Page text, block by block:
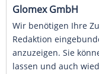
Glomex GmbH
Wir benötigen Ihre
Redaktion
anzuzeigen. Sie
lassen und auch